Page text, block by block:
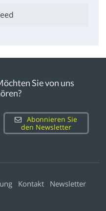
Sie von uns
Abonnieren Sie
den Newsletter
Kontakt
Newsletter